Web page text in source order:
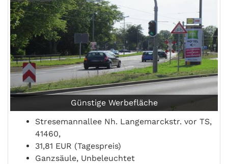
Günstige Werbefläche
Stresemannallee Nh. Langemarckstr. vor TS,
41460,
31,81 EUR (Tagespreis)
Ganzsäule, Unbeleuchtet